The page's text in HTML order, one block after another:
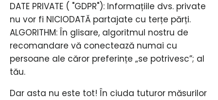
DATE PRIVATE ( "GDPR"): Informațiile dvs. private
nu vor fi NICIODATĂ partajate cu terțe părți.
ALGORITHM: În glisare, algoritmul nostru de
recomandare vă conectează numai cu
persoane ale căror preferințe „se potrivesc”; al
tău.
Dar asta nu este tot! În ciuda tuturor măsurilor